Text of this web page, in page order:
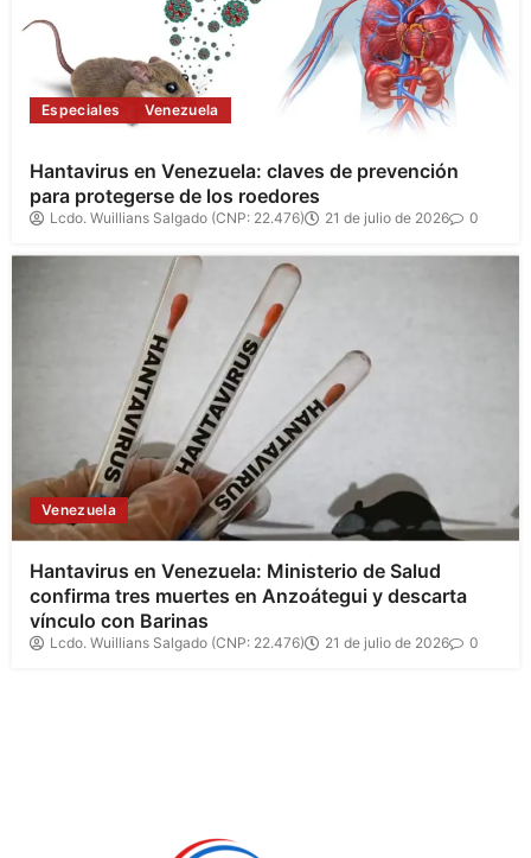
Especiales Venezuela
Hantavirus en Venezuela: claves de prevención
para protegerse de los roedores
Lcdo. Wuillians Salgado (CNP: 22.476) 21 de julio de 2026 0
Venezuela
Hantavirus en Venezuela: Ministerio de Salud
confirma tres muertes en Anzoátegui y descarta
vínculo con Barinas
Lcdo. Wuillians Salgado (CNP: 22.476) 21 de julio de 2026 0